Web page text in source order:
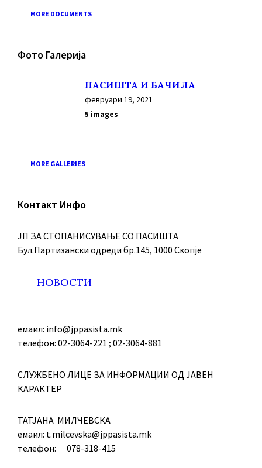
MORE DOCUMENTS
Фото Галерија
ПАСИШТА И БАЧИЛА
февруари 19, 2021
5 images
MORE GALLERIES
Контакт Инфо
ЈП ЗА СТОПАНИСУВАЊЕ СО ПАСИШТА
Бул.Партизански oдреди бр.145, 1000 Скопје
НОВОСТИ
емаил: info@jppasista.mk
телефон: 02-3064-221 ; 02-3064-881
СЛУЖБЕНО ЛИЦЕ ЗА ИНФОРМАЦИИ ОД ЈАВЕН
КАРАКТЕР
ТАТЈАНА МИЛЧЕВСКА
емаил: t.milcevska@jppasista.mk
телефон: 078-318-415